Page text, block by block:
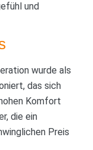
und
wurde als
das sich
Komfort
die ein
Preis